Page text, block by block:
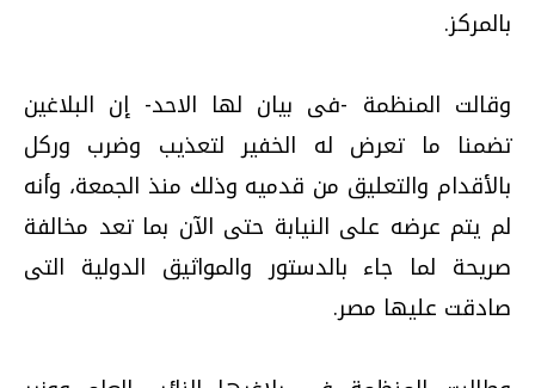
بالمركز.
وقالت المنظمة -فى بيان لها الاحد- إن البلاغين
تضمنا ما تعرض له الخفير لتعذيب وضرب وركل
بالأقدام والتعليق من قدميه وذلك منذ الجمعة، وأنه
لم يتم عرضه على النيابة حتى الآن بما تعد مخالفة
صريحة لما جاء بالدستور والمواثيق الدولية التى
صادقت عليها مصر.